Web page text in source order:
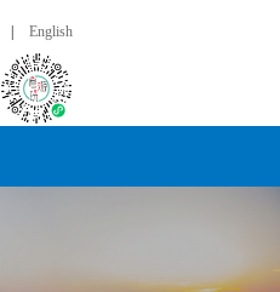
English